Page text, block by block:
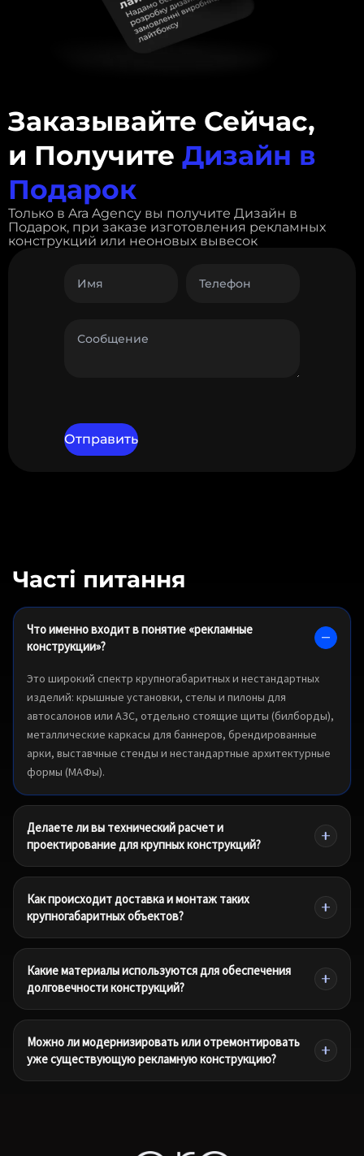
Заказывайте Сейчас,
и Получите Дизайн в
Подарок
Только в Ara Agency вы получите Дизайн в
Подарок, при заказе изготовления рекламных
конструкций или неоновых вывесок
Часті питання
Что именно входит в понятие «рекламные
конструкции»?
Это широкий спектр крупногабаритных и нестандартных
изделий: крышные установки, стелы и пилоны для
автосалонов или АЗС, отдельно стоящие щиты (билборды),
металлические каркасы для баннеров, брендированные
арки, выставчные стенды и нестандартные архитектурные
формы (МАФы).
Делаете ли вы технический расчет и
проектирование для крупных конструкций?
Как происходит доставка и монтаж таких
крупногабаритных объектов?
Какие материалы используются для обеспечения
долговечности конструкций?
Можно ли модернизировать или отремонтировать
уже существующую рекламную конструкцию?